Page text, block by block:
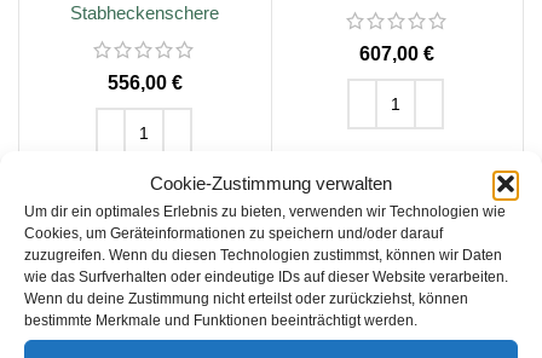
Cookie-Zustimmung verwalten
Um dir ein optimales Erlebnis zu bieten, verwenden wir Technologien wie
Cookies, um Geräteinformationen zu speichern und/oder darauf
zuzugreifen. Wenn du diesen Technologien zustimmst, können wir Daten
wie das Surfverhalten oder eindeutige IDs auf dieser Website verarbeiten.
Wenn du deine Zustimmung nicht erteilst oder zurückziehst, können
bestimmte Merkmale und Funktionen beeinträchtigt werden.
Stabheckenschere
€
IN DEN WARENKORB
inkl. 19 % MwSt.
zzgl.Versandkosten
€
inkl. 19 % MwSt.
zzgl.Versandkosten
Lieferzeit: